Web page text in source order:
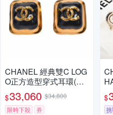
CHANEL 經典雙C LOG
O正方造型穿式耳環(黑/
金)
$33,060 $34,800
限時下殺
券
$